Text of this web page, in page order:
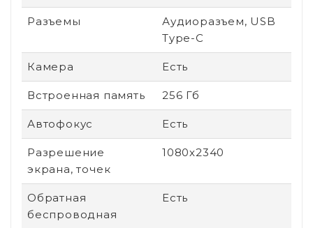
Разъемы
Аудиоразъем, USB
Type-C
Камера Есть
Встроенная память 256 Гб
Автофокус Есть
Разрешение
экрана, точек
1080х2340
Обратная
беспроводная
Есть